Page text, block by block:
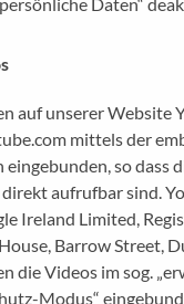
auf unserer Website
mittels der
so dass
aufrufbar sind.
Ireland Limited,
Barrow Street,
die Videos im sog.
Modus“